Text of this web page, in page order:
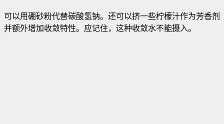
可以用硼砂粉代替碳酸氢钠。还可以挤一些柠檬汁作为芳香剂
并额外增加收敛特性。应记住，这种收敛水不能摄入。